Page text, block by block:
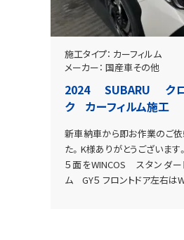
施工タイプ： カーフィルム
メーカー： 国産車その他
2024 SUBARU ク
ク カーフィルム施工
新車納車から即お作業のご
た。K様ありがとうございま
５面をWINCOS スタンダー
ム GY５ フロントドア左右は